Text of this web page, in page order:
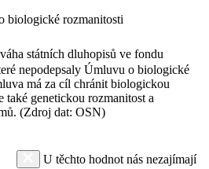
biologické rozmanitosti
státních dluhopisů ve fondu
nepodepsaly Úmluvu o biologické
má za cíl chránit biologickou
také genetickou rozmanitost a
(Zdroj dat: OSN)
U těchto hodnot nás nezajímají